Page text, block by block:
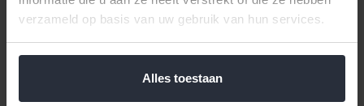
verzameld op basis van uw gebruik van hun services.
Alles toestaan
Gratis verzending vanaf €60,=